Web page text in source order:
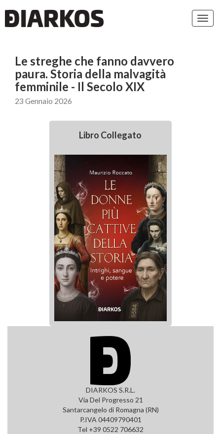
Le streghe che fanno davvero
paura. Storia della malvagità
femminile - Il Secolo XIX
23 Gennaio 2026
Libro Collegato
DIARKOS S.R.L.
Via Del Progresso 21
Santarcangelo di Romagna (RN)
P.IVA 04409790401
Tel +39 0522 706632